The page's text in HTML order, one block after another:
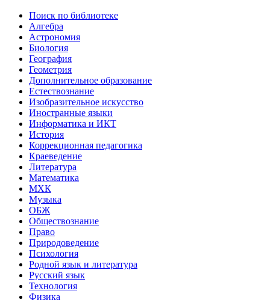
Поиск по библиотеке
Алгебра
Астрономия
Биология
География
Геометрия
Дополнительное образование
Естествознание
Изобразительное искусство
Иностранные языки
Информатика и ИКТ
История
Коррекционная педагогика
Краеведение
Литература
Математика
МХК
Музыка
ОБЖ
Обществознание
Право
Природоведение
Психология
Родной язык и литература
Русский язык
Технология
Физика